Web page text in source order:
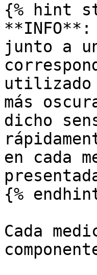
{% hint
**INFO**:
junto a
utilizado
más
dicho
en cada
{%
Cada